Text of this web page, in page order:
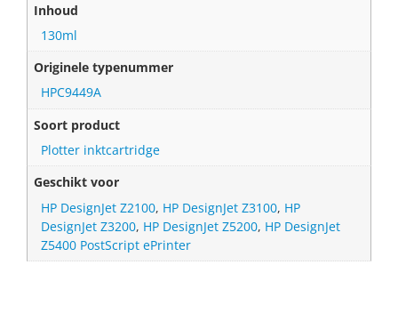
Inhoud
130ml
Originele typenummer
HPC9449A
Soort product
Plotter inktcartridge
Geschikt voor
HP DesignJet Z2100, HP DesignJet Z3100, HP
DesignJet Z3200, HP DesignJet Z5200, HP DesignJet
Z5400 PostScript ePrinter